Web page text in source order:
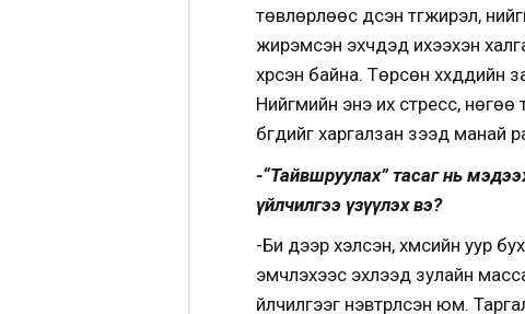
төвлөрлөөс үүдсэн түгжирэл,
жирэмсэн эхчүүдэд ихээхэн
хүрсэн байна. Төрсөн
Нийгмийн энэ их стресс, нөгөө
бүгдийг харгалзан үзээд
-“Тайвшруулах” тасаг нь
үйлчилгээ үзүүлэх вэ?
-Би дээр хэлсэн, хүмүүсийн уур
эмчлэхээс эхлээд зулайн
үйлчилгээг нэвтрүүлсэн юм.